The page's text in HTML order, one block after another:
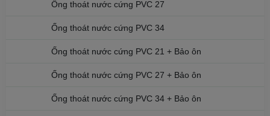
Ống thoát nước cứng PVC 27
Ống thoát nước cứng PVC 34
Ống thoát nước cứng PVC 21 + Bảo ôn
Ống thoát nước cứng PVC 27 + Bảo ôn
Ống thoát nước cứng PVC 34 + Bảo ôn